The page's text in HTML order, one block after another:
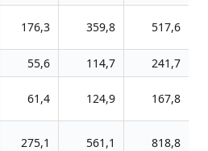
176,3 359,8 517,6
55,6 114,7
241,7
61,4 124,9 167,8
275,1 561,1 818,8